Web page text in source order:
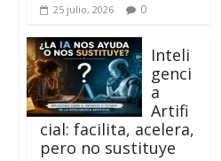
25 julio, 2026 0
Inteli
genci
a
Artifi
cial: facilita, acelera,
pero no sustituye